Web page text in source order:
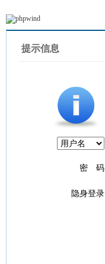
提示信息
密 码
隐身登录